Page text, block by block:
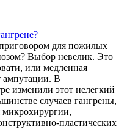
для пожилых
Выбор невелик. Это
или медленная
ампутации. В
изменили этот нелегкий
случаев гангрены,
микрохирургии,
пластических